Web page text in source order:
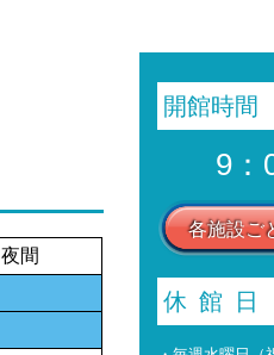
夜間
開館時間
9：
各施設ご
休館日